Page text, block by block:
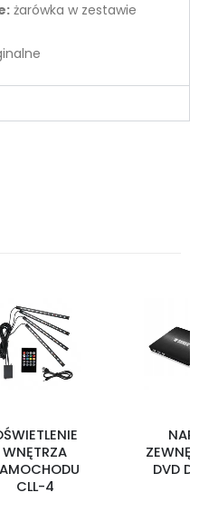
żarówka w zestawie
WNĘTRZA
CLL-4
DVD